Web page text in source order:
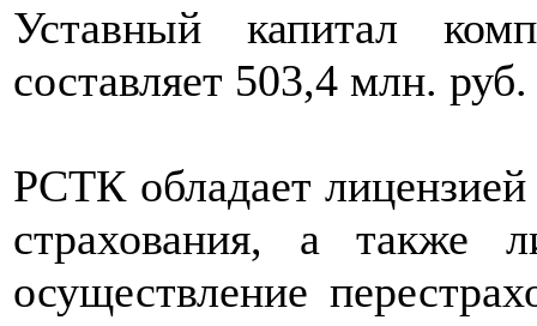
Уставный капитал
составляет 503,4 млн. руб.
РСТК обладает
страхования, а
осуществление